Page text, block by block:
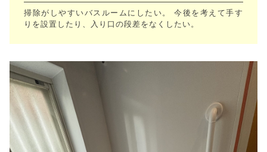
掃除がしやすいバスルームにしたい。 今後を考えて手す
りを設置したり、入り口の段差をなくしたい。